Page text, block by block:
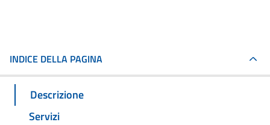
INDICE DELLA PAGINA
Descrizione
Servizi